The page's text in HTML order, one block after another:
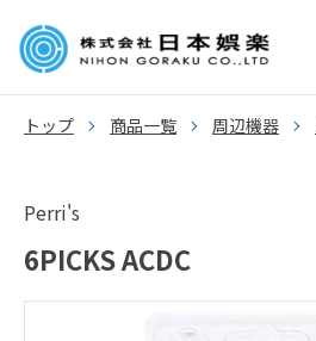
トップ 商品一覧 周辺機器
Perri's
6PICKS ACDC